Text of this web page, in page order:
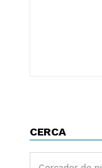
CERCA